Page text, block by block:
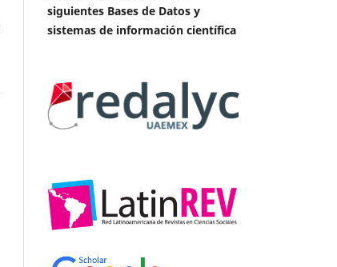
siguientes Bases de Datos y
sistemas de información científica